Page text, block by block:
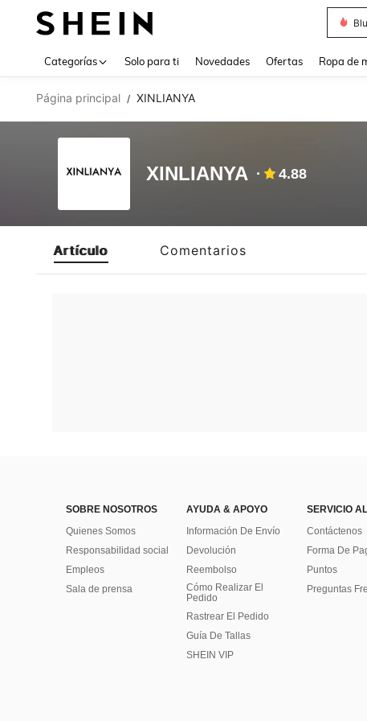
Categorías Solo para ti Novedades Ofertas Ropa de
Página principal / XINLIANYA
XINLIANYA 4.88
Artículo Comentarios
SOBRE NOSOTROS
Quienes Somos
Responsabilidad social
Empleos
Sala de prensa
AYUDA & APOYO
Información De Envío
Devolución
Reembolso
Cómo Realizar El
Pedido
Rastrear El Pedido
Guía De Tallas
SHEIN VIP
SERVICIO
Contáctenos
Forma De
Puntos
Preguntas